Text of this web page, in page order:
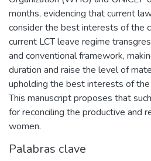
months, evidencing that current
consider the best interests of the
current LCT leave regime
and conventional framework,
duration and raise the level of
upholding the best interests of the
This manuscript proposes that
for reconciling the productive and
women.
Palabras clave